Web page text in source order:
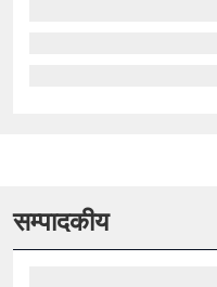
सम्पादकीय